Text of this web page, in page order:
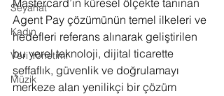
Seyahat
Kadın
Veri Yönetimi
Müzik
Mastercard’ın küresel ölçekte tanınan
Agent Pay çözümünün temel ilkeleri ve
hedefleri referans alınarak geliştirilen
bu yerel teknoloji, dijital ticarette
şeffaflık, güvenlik ve doğrulamayı
merkeze alan yenilikçi bir çözüm